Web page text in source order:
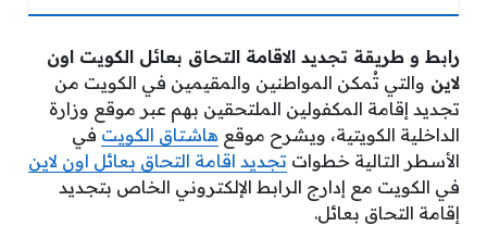
رابط و طريقة تجديد الاقامة التحاق بعائل الكويت اون
لاين والتي تُمكن المواطنين والمقيمين في الكويت من
تجديد إقامة المكفولين الملتحقين بهم عبر موقع وزارة
الداخلية الكويتية، ويشرح موقع هاشتاق الكويت في
الأسطر التالية خطوات تجديد اقامة التحاق بعائل اون لاين
في الكويت مع إدارج الرابط الإلكتروني الخاص بتجديد
إقامة التحاق بعائل.